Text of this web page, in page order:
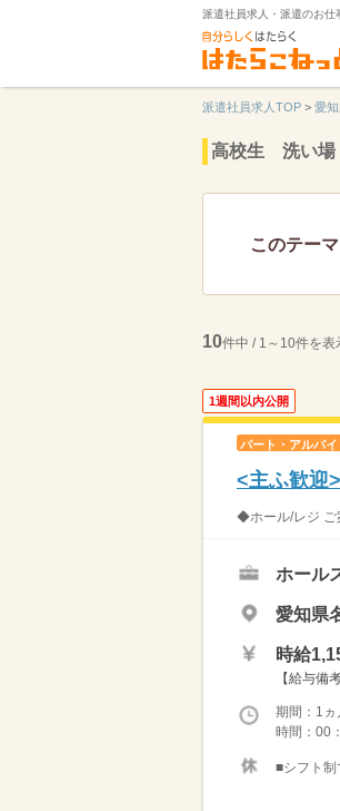
派遣社員求人・派遣のお仕
派遣社員求人TOP > 愛知
高校生 洗い
このテー
10件中 / 1～10件を表
1週間以内公開
パート・アルバイ
<主ふ歓迎
◆ホール/レジ ご
ホール
愛知県
時給
【給与
期間：1
時間：00
■シフト制